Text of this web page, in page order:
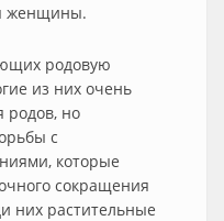
женщины.
родовую
из них очень
родов, но
с
которые
сокращения
них растительные